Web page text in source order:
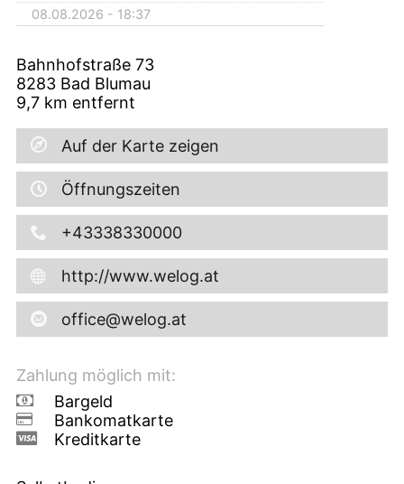
08.08.2026 - 18:37
Bahnhofstraße 73
8283 Bad Blumau
9,7 km entfernt
Auf der Karte zeigen
Öffnungszeiten
+43338330000
http://www.welog.at
office@welog.at
Zahlung möglich mit:
Bargeld
Bankomatkarte
Kreditkarte